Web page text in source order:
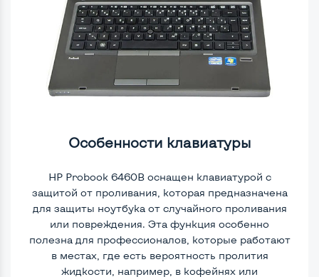
Особенности клавиатуры
HP Probook 6460B оснащен клавиатурой с
защитой от проливания, которая предназначена
для защиты ноутбука от случайного проливания
или повреждения. Эта функция особенно
полезна для профессионалов, которые работают
в местах, где есть вероятность пролития
жидкости, например, в кофейнях или